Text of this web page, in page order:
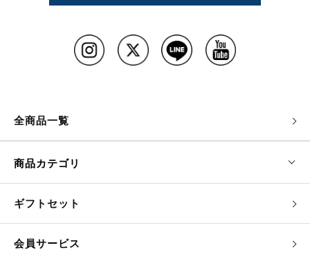
全商品一覧
商品カテゴリ
ギフトセット
会員サービス